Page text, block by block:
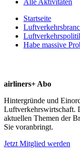
Startseite
Habe massive
airliners+ Abo
Hintergründe und
Luftverkehrswirtschaft.
aktuellen Themen der
Sie voranbringt.
Jetzt Mitglied werden